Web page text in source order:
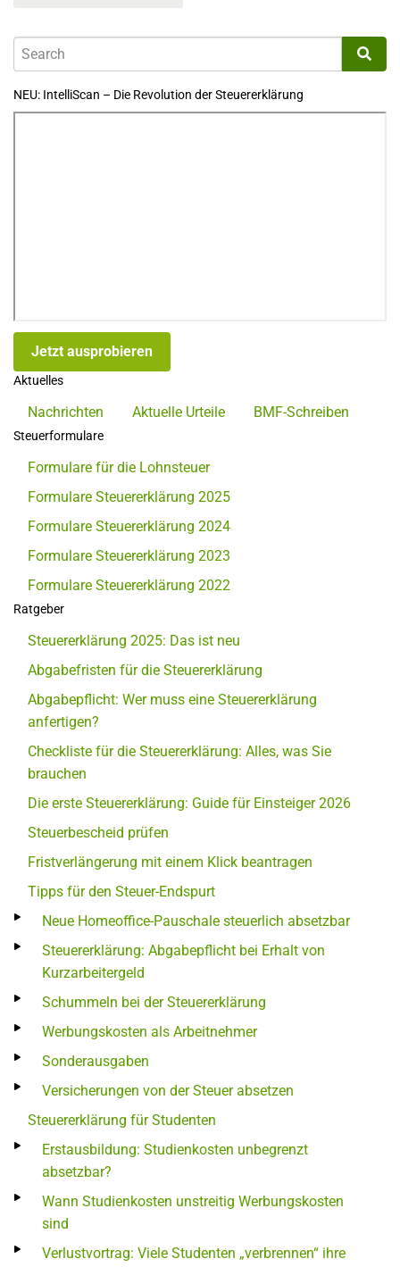
NEU: IntelliScan – Die Revolution der Steuererklärung
Jetzt ausprobieren
Aktuelles
Nachrichten Aktuelle Urteile BMF-Schreiben
Steuerformulare
Formulare für die Lohnsteuer
Formulare Steuererklärung 2025
Formulare Steuererklärung 2024
Formulare Steuererklärung 2023
Formulare Steuererklärung 2022
Ratgeber
Steuererklärung 2025: Das ist neu
Abgabefristen für die Steuererklärung
Abgabepflicht: Wer muss eine Steuererklärung
anfertigen?
Checkliste für die Steuererklärung: Alles, was Sie
brauchen
Die erste Steuererklärung: Guide für Einsteiger 2026
Steuerbescheid prüfen
Fristverlängerung mit einem Klick beantragen
Tipps für den Steuer-Endspurt
Neue Homeoffice-Pauschale steuerlich absetzbar
Steuererklärung: Abgabepflicht bei Erhalt von
Kurzarbeitergeld
Schummeln bei der Steuererklärung
Werbungskosten als Arbeitnehmer
Sonderausgaben
Versicherungen von der Steuer absetzen
Steuererklärung für Studenten
Erstausbildung: Studienkosten unbegrenzt
absetzbar?
Wann Studienkosten unstreitig Werbungskosten
sind
Verlustvortrag: Viele Studenten „verbrennen“ ihre